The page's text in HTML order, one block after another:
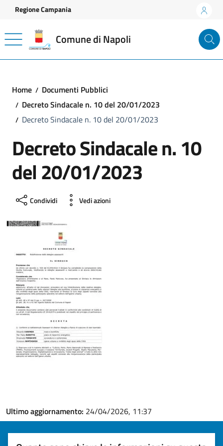
Vai ai contenuti
Vai al footer
Regione Campania
Comune di Napoli
Home
Documenti Pubblici
Decreto Sindacale n. 10 del 20/01/2023
Decreto Sindacale n. 10 del 20/01/2023
Decreto Sindacale n. 10
del 20/01/2023
Condividi Vedi azioni
Ultimo aggiornamento: 24/04/2026, 11:37